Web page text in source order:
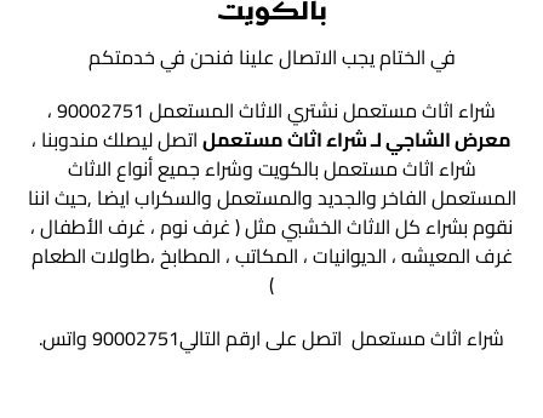
بالكويت
في الختام يجب الاتصال علينا فنحن في خدمتكم
شراء اثاث مستعمل نشتري الاثاث المستعمل 90002751 ،
معرض الشاجي لـ شراء اثاث مستعملاتصل ليصلك مندوبنا ،
شراء اثاث مستعمل بالكويت وشراء جميع أنواع الاثاث
المستعمل الفاخر والجديد والمستعمل والسكراب ايضا ,حيث اننا
نقوم بشراء كل الاثاث الخشبي مثل ( غرف نوم ، غرف الأطفال ،
غرف المعيشه ، الديوانيات ، المكاتب ، المطابخ ،طاولات الطعام
)
شراء اثاث مستعمل اتصل على ارقم التالي90002751 واتس.